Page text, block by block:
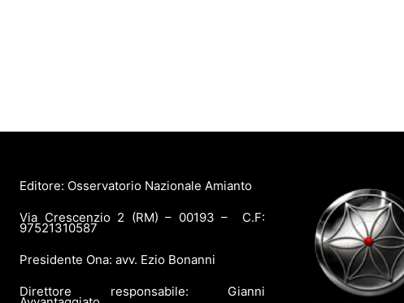
Editore: Osservatorio Nazionale Amianto
Via Crescenzio 2 (RM) – 00193 – C.F:
97521310587
Presidente Ona: avv. Ezio Bonanni
Direttore responsabile: Gianni